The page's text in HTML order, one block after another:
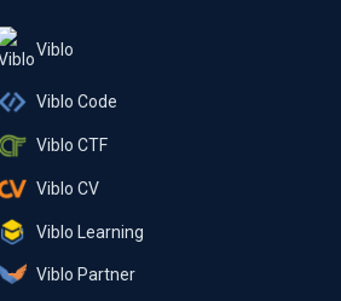
Viblo
Viblo Code
Viblo CTF
Viblo CV
Viblo Learning
Viblo Partner